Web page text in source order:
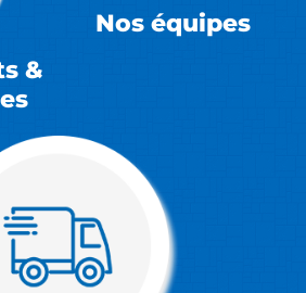
&
Nos équipes